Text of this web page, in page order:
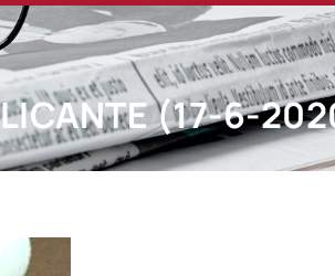
(17-6-